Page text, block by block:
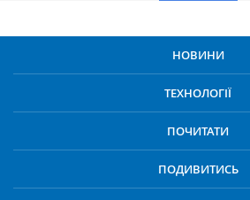
НОВИНИ
ТЕХНОЛОГІЇ
ПОЧИТАТИ
ПОДИВИТИСЬ